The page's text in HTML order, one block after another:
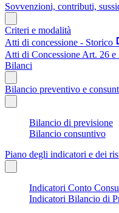
Sovvenzioni, contributi,
Criteri e modalità
Atti di concessione - Storico
Atti di Concessione Art. 26
Bilanci
Bilancio preventivo e
Bilancio di previsione
Bilancio consuntivo
Piano degli indicatori e dei
Indicatori Conto
Indicatori Bilancio di